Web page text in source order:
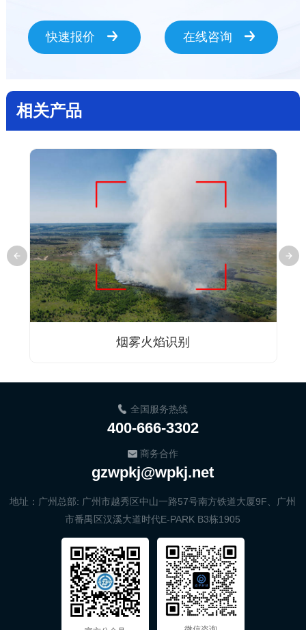
快速报价 在线咨询
相关产品
烟雾火焰识别
全国服务热线
400-666-3302
商务合作
gzwpkj@wpkj.net
地址：广州总部: 广州市越秀区中山一路57号南方铁道大厦9F、广州
市番禺区汉溪大道时代E-PARK B3栋1905